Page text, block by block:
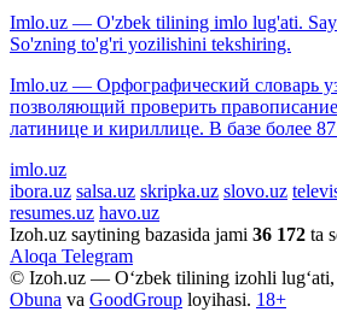
Imlo.uz — O'zbek tilining imlo lug'ati.
So'zning to'g'ri yozilishini tekshiring.
Imlo.uz — Орфографический словарь
позволяющий проверить
латинице и кириллице. В базе более
imlo.uz
ibora.uz salsa.uz skripka.uz slovo.uz
resumes.uz havo.uz
Izoh.uz saytining bazasida jami 36 172 ta
Aloqa Telegram
© Izoh.uz — O‘zbek tilining izohli lug‘ati,
Obuna va GoodGroup loyihasi. 18+